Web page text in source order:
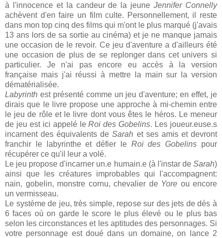
à l'innocence et la candeur de la jeuneJennifer Connelly
achèvent d'en faire un film culte. Personnellement, il reste
dans mon top cinq des films qui m'ont le plus marqué (j'avais
13 ans lors de sa sortie au cinéma) et je ne manque jamais
une occasion de le revoir. Ce jeu d'aventure a d'ailleurs été
une occasion de plus de se replonger dans cet univers si
particulier. Je n'ai pas encore eu accès à la version
française mais j'ai réussi à mettre la main sur la version
dématérialisée.
Labyrinth est présenté comme un jeu d'aventure; en effet, je
dirais que le livre propose une approche à mi-chemin entre
le jeu de rôle et le livre dont vous êtes le héros. Le meneur
de jeu est ici appelé leRoi des Gobelins. Les joueur.euse.s
incarnent des équivalents deSarah et ses amis et devront
franchir le labyrinthe et défier le Roi des Gobelins pour
récupérer ce qu'il leur a volé.
Le jeu propose d'incarner un.e humain.e (à l'instar de Sarah)
ainsi que les créatures improbables qui l'accompagnent:
nain, gobelin, monstre cornu, chevalier de Yore ou encore
un vermisseau.
Le système de jeu, très simple, repose sur des jets de dés à
6 faces où on garde le score le plus élevé ou le plus bas
selon les circonstances et les aptitudes des personnages. Si
votre personnage est doué dans un domaine, on lance 2